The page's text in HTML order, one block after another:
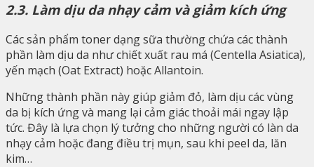
2.3. Làm dịu da nhạy cảm và giảm kích ứng
Các sản phẩm toner dạng sữa thường chứa các thành
phần làm dịu da như chiết xuất rau má (Centella Asiatica),
yến mạch (Oat Extract) hoặc Allantoin.
Những thành phần này giúp giảm đỏ, làm dịu các vùng
da bị kích ứng và mang lại cảm giác thoải mái ngay lập
tức. Đây là lựa chọn lý tưởng cho những người có làn da
nhạy cảm hoặc đang điều trị mụn, sau khi peel da, lăn
kim…